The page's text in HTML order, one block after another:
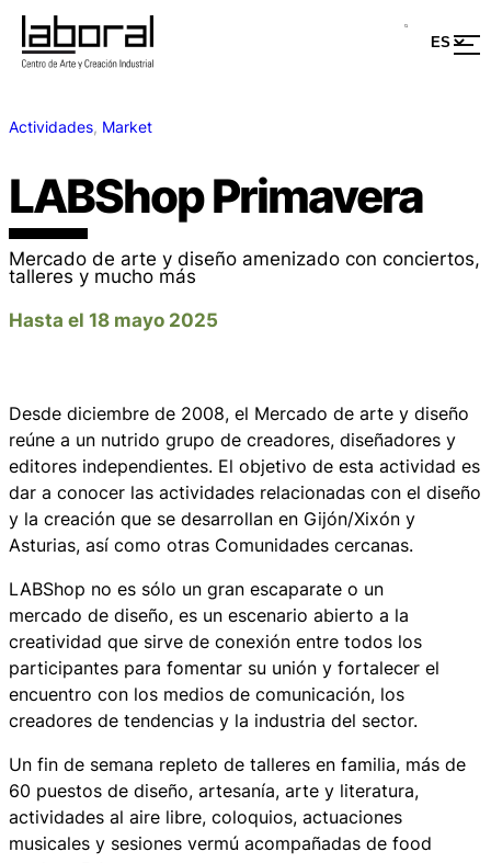
Actividades, Market
LABShop Primavera
Mercado de arte y diseño amenizado con conciertos,
talleres y mucho más
Hasta el 18 mayo 2025
Desde diciembre de 2008, el Mercado de arte y diseño
reúne a un nutrido grupo de creadores, diseñadores y
editores independientes. El objetivo de esta actividad es
dar a conocer las actividades relacionadas con el diseño
y la creación que se desarrollan en Gijón/Xixón y
Asturias, así como otras Comunidades cercanas.
LABShop no es sólo un gran escaparate o un
mercado de diseño, es un escenario abierto a la
creatividad que sirve de conexión entre todos los
participantes para fomentar su unión y fortalecer el
encuentro con los medios de comunicación, los
creadores de tendencias y la industria del sector.
Un fin de semana repleto de talleres en familia, más de
60 puestos de diseño, artesanía, arte y literatura,
actividades al aire libre, coloquios, actuaciones
musicales y sesiones vermú acompañadas de food